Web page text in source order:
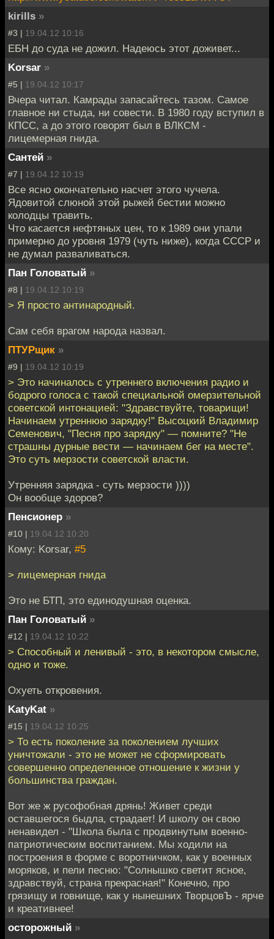
kirills »
#3 | 19.04.12 10:16
ЕБН до суда не дожил. Надеюсь этот доживет...
Korsar »
#5 | 19.04.12 10:17
Вчера читал. Камрады запасайтесь тазом. Самое
главное ни стыда, ни совести. В 1980 году вступил в
КПСС, а до этого говорят был в ВЛКСМ -
лицемерная гнида.
Сантей »
#7 | 19.04.12 10:19
Все ясно окончательно насчет этого чучела.
Ядовитой слюной этой рыжей бестии можно
колодцы травить.
Что касается нефтяных цен, то к 1989 они упали
примерно до уровня 1979 (чуть ниже), когда СССР и
не думал разваливаться.
Пан Головатый »
#8 | 19.04.12 10:19
> Я просто антинародный.
Сам себя врагом народа назвал.
ПТУРщик »
#9 | 19.04.12 10:19
> Это начиналось с утреннего включения радио и
бодрого голоса с такой специальной омерзительной
советской интонацией: "Здравствуйте, товарищи!
Начинаем утреннюю зарядку!" Высоцкий Владимир
Семенович, "Песня про зарядку" — помните? "Не
страшны дурные вести — начинаем бег на месте".
Это суть мерзости советской власти.
Утренняя зарядка - суть мерзости ))))
Он вообще здоров?
Пенсионер »
#10 | 19.04.12 10:20
Кому: Korsar, #5
> лицемерная гнида
Это не БТП, это единодушная оценка.
Пан Головатый »
#12 | 19.04.12 10:22
> Способный и ленивый - это, в некотором смысле,
одно и тоже.
Охуеть откровения.
KatyKat »
#15 | 19.04.12 10:25
> То есть поколение за поколением лучших
уничтожали - это не может не сформировать
совершенно определенное отношение к жизни у
большинства граждан.
Вот же ж русофобная дрянь! Живет среди
оставшегося быдла, страдает! И школу он свою
ненавидел - "Школа была с продвинутым военно-
патриотическим воспитанием. Мы ходили на
построения в форме с воротничком, как у военных
моряков, и пели песню: "Солнышко светит ясное,
здравствуй, страна прекрасная!" Конечно, про
грязищу и говнище, как у нынешних ТворцовЪ - ярче
и креативнее!
осторожный »